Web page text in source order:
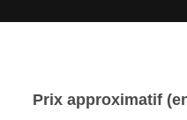
Prix approximatif